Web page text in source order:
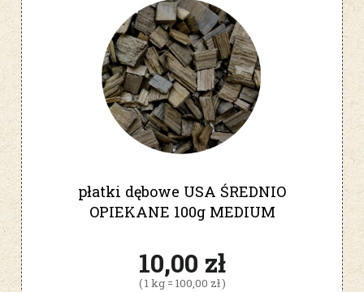
płatki dębowe USA ŚREDNIO
OPIEKANE 100g MEDIUM
10,00 zł
( 1 kg = 100,00 zł )